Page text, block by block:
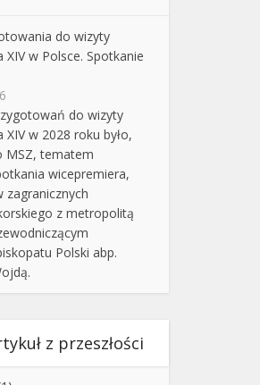
do wizyty
XIV w Polsce. Spotkanie
do wizyty
XIV w 2028 roku było,
MSZ, tematem
wicepremiera,
zagranicznych
z metropolitą
Polski abp.
z przeszłości